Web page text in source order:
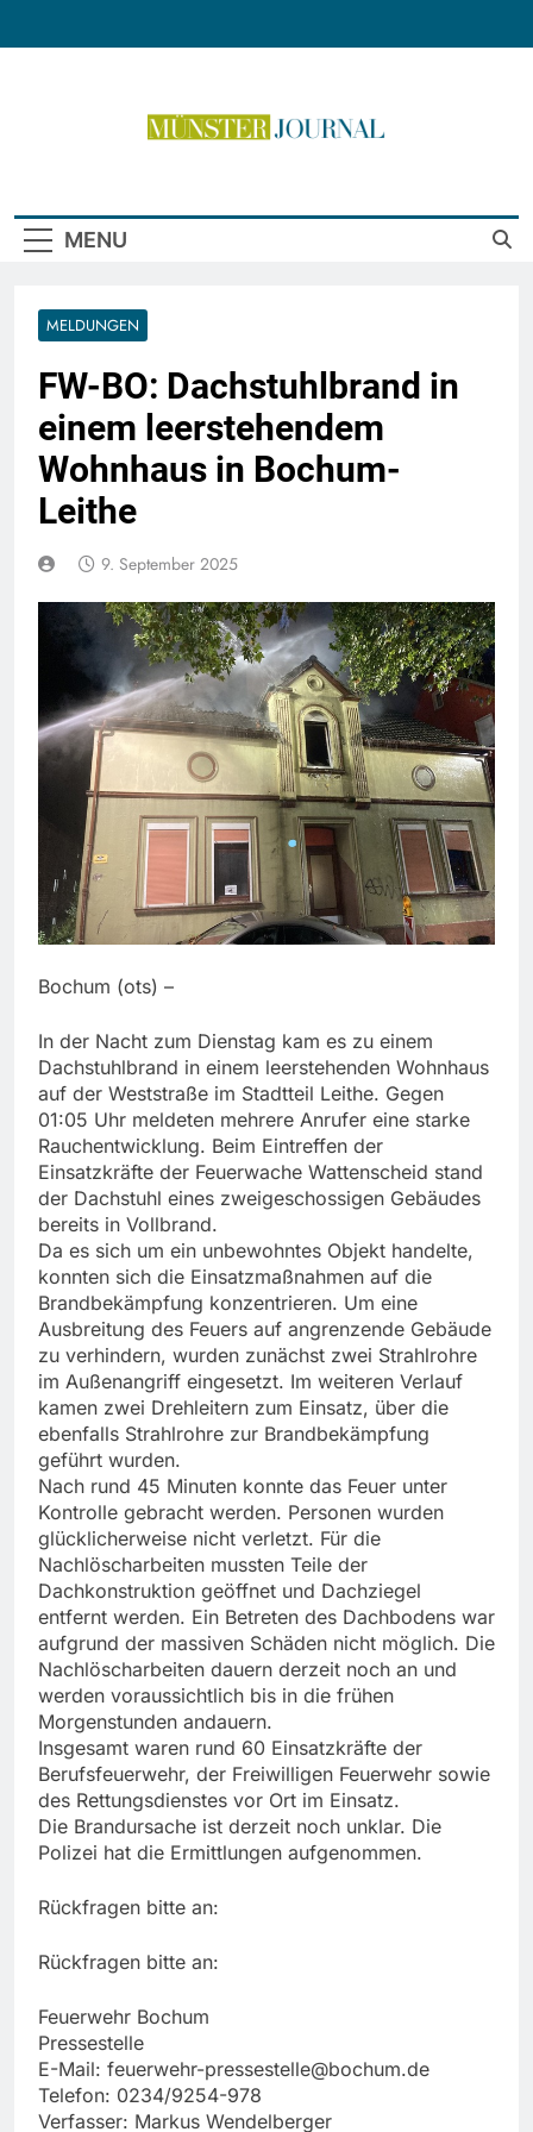
MENU
MELDUNGEN
FW-BO: Dachstuhlbrand in
einem leerstehendem
Wohnhaus in Bochum-
Leithe
9. September 2025
Bochum (ots) –
In der Nacht zum Dienstag kam es zu einem
Dachstuhlbrand in einem leerstehenden Wohnhaus
auf der Weststraße im Stadtteil Leithe. Gegen
01:05 Uhr meldeten mehrere Anrufer eine starke
Rauchentwicklung. Beim Eintreffen der
Einsatzkräfte der Feuerwache Wattenscheid stand
der Dachstuhl eines zweigeschossigen Gebäudes
bereits in Vollbrand.
Da es sich um ein unbewohntes Objekt handelte,
konnten sich die Einsatzmaßnahmen auf die
Brandbekämpfung konzentrieren. Um eine
Ausbreitung des Feuers auf angrenzende Gebäude
zu verhindern, wurden zunächst zwei Strahlrohre
im Außenangriff eingesetzt. Im weiteren Verlauf
kamen zwei Drehleitern zum Einsatz, über die
ebenfalls Strahlrohre zur Brandbekämpfung
geführt wurden.
Nach rund 45 Minuten konnte das Feuer unter
Kontrolle gebracht werden. Personen wurden
glücklicherweise nicht verletzt. Für die
Nachlöscharbeiten mussten Teile der
Dachkonstruktion geöffnet und Dachziegel
entfernt werden. Ein Betreten des Dachbodens war
aufgrund der massiven Schäden nicht möglich. Die
Nachlöscharbeiten dauern derzeit noch an und
werden voraussichtlich bis in die frühen
Morgenstunden andauern.
Insgesamt waren rund 60 Einsatzkräfte der
Berufsfeuerwehr, der Freiwilligen Feuerwehr sowie
des Rettungsdienstes vor Ort im Einsatz.
Die Brandursache ist derzeit noch unklar. Die
Polizei hat die Ermittlungen aufgenommen.
Rückfragen bitte an:
Rückfragen bitte an:
Feuerwehr Bochum
Pressestelle
E-Mail: feuerwehr-pressestelle@bochum.de
Telefon: 0234/9254-978
Verfasser: Markus Wendelberger